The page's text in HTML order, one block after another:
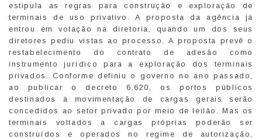
estipula as regras para construção e exploração de
terminais de uso privativo. A proposta da agência já
entrou em votação na diretoria, quando um dos seus
diretores pediu vistas ao processo. A proposta prevê o
restabelecimento do contrato de adesão como
instrumento jurídico para a exploração dos terminais
privados. Conforme definiu o governo no ano passado,
ao publicar o decreto 6.620, os portos públicos
destinados à movimentação de cargas gerais serão
concedidos ao setor privado por meio de leilão. Mas os
terminais voltados a cargas próprias poderão ser
construídos e operados no regime de autorização,